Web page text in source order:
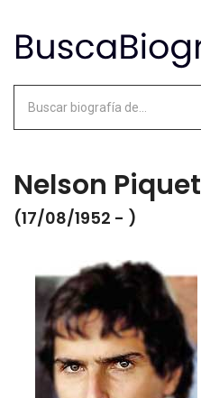
Nelson Piquet
(17/08/1952 - )